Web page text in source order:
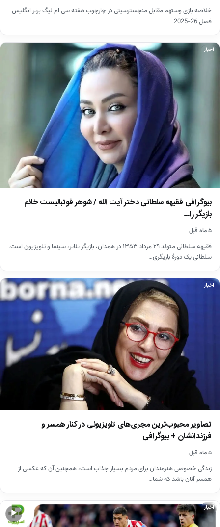
خلاصه بازی وستهم مقابل منچسترسیتی در چارچوب هفته سی ام لیگ برتر انگلیس
فصل 26-2025
اخبار
بیوگرافی فقیهه سلطانی دختر آیت الله / شوهر فوتبالیست خانم
بازیگر را…
۵ ماه قبل
فقیهه سلطانی متولد ۲۹ مرداد ۱۳۵۳ در همدان، بازیگر تئاتر، سینما و تلویزیون است.
سلطانی یک دورهٔ بازیگری…
اخبار
تصاویر محبوب‌ترین مجری‌های تلویزیونی در کنار همسر و
فرزندانشان + بیوگرافی
۵ ماه قبل
زندگی خصوصی هنرمندان برای مردم بسیار جذاب است، همچنین آن که عکسی از
همسر آنان باشد که شما…
▶
اخبار